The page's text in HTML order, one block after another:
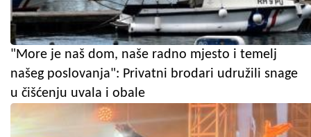
"More je naš dom, naše radno mjesto i temelj
našeg poslovanja": Privatni brodari udružili snage
u čišćenju uvala i obale